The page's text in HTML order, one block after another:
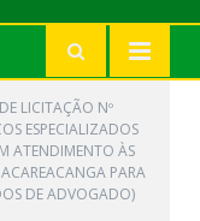
LICITAÇÃO Nº
ESPECIALIZADOS
ATENDIMENTO ÀS
PARA
DE ADVOGADO)